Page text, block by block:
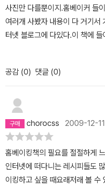
사진만 다를뿐이지.홈베이커 들
여러개 사봤자 내용이 다 거기서
터넷 블로그에 다있다.이 책에
공감 (0) 댓글 (0)
chorocss 2009-12-11
홈베이킹책의 필요를 절절하게
인터넷에 떠다니는 레시피들도
이킹하고 싶을 때요래저래 볼 수